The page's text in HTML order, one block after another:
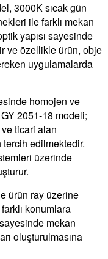
3000K sıcak gün
ile farklı mekan
yapısı sayesinde
ve özellikle ürün, obje
uygulamalarda
homojen ve
2051-18 modeli;
ticari alan
edilmektedir.
üzerinde
ürün ray üzerine
konumlara
mekan
oluşturulmasına